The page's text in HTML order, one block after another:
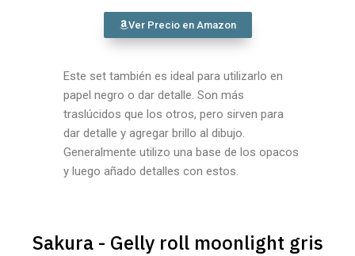
Ver Precio en Amazon
Este set también es ideal para utilizarlo en
papel negro o dar detalle. Son más
traslúcidos que los otros, pero sirven para
dar detalle y agregar brillo al dibujo.
Generalmente utilizo una base de los opacos
y luego añado detalles con estos.
Sakura - Gelly roll moonlight gris